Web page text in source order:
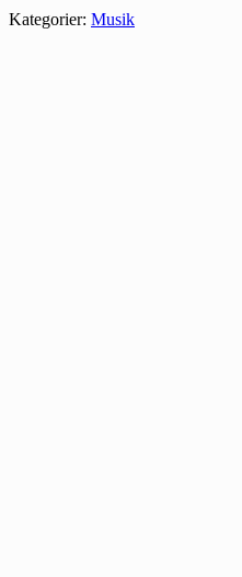
Kategorier: Musik